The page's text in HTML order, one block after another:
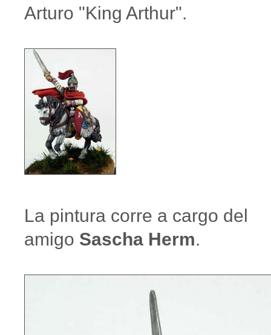
Arturo "King Arthur".
La pintura corre a cargo del
amigo Sascha Herm.